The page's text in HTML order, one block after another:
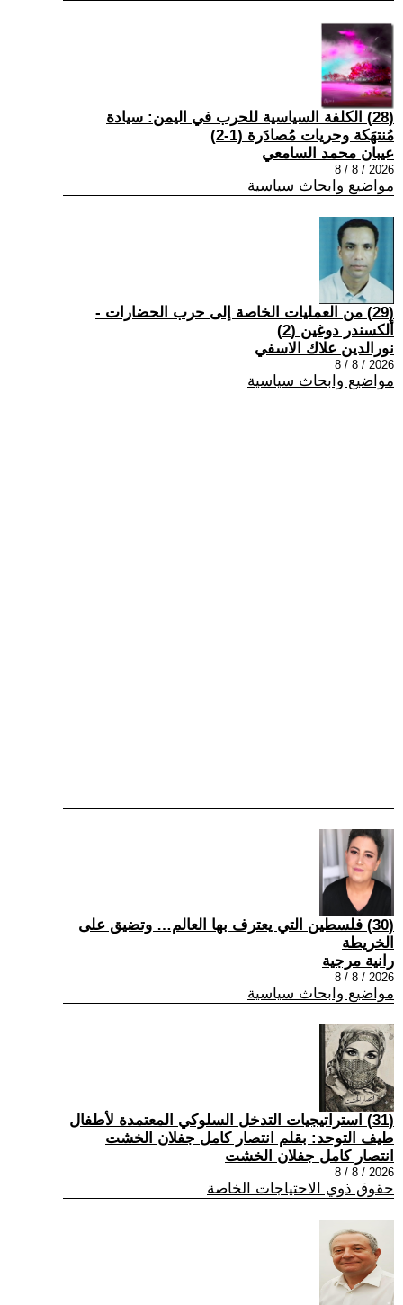
(28) الكلفة السياسية للحرب في اليمن: سيادة
مُنتهَكة وحريات مُصادَرة (1-2)
عيبان محمد السامعي
2026 / 8 / 8
مواضيع وابحاث سياسية
(29) من العمليات الخاصة إلى حرب الحضارات -
ألكسندر دوغين (2)
نورالدين علاك الاسفي
2026 / 8 / 8
مواضيع وابحاث سياسية
(30) فلسطين التي يعترف بها العالم… وتضيق على
الخريطة
رانية مرجية
2026 / 8 / 8
مواضيع وابحاث سياسية
(31) استراتيجيات التدخل السلوكي المعتمدة لأطفال
طيف التوحد: بقلم انتصار كامل جفلان الخشت
انتصار كامل جفلان الخشت
2026 / 8 / 8
حقوق ذوي الاحتياجات الخاصة